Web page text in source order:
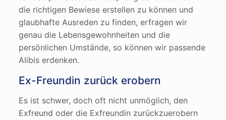
die richtigen Bewiese erstellen zu können und
glaubhafte Ausreden zu finden, erfragen wir
genau die Lebensgewohnheiten und die
persönlichen Umstände, so können wir passende
Alibis erdenken.
Ex-Freundin zurück erobern
Es ist schwer, doch oft nicht unmöglich, den
Exfreund oder die Exfreundin zurückzuerobern